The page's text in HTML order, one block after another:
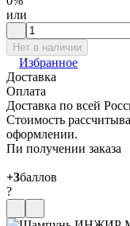
или
Нет в наличии
Избранное
Доставка
Оплата
Доставка по всей
Стоимость
оформлении.
Пи получении заказа
+3баллов
?